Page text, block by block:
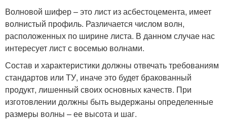
Волновой шифер – это лист из асбестоцемента, имеет
волнистый профиль. Различается числом волн,
расположенных по ширине листа. В данном случае нас
интересует лист с восемью волнами.
Состав и характеристики должны отвечать требованиям
стандартов или ТУ, иначе это будет бракованный
продукт, лишенный своих основных качеств. При
изготовлении должны быть выдержаны определенные
размеры волны – ее высота и шаг.